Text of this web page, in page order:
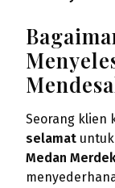
Seorang klien
selamat
Medan